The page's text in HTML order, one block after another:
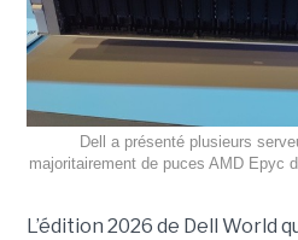
Dell a présenté plusieurs
majoritairement de puces AMD Epyc
L’édition 2026 de Dell World